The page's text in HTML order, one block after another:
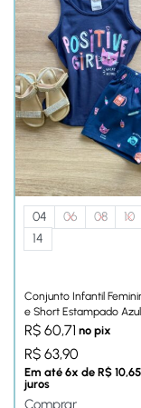
04 06 08 10
14
Conjunto Infantil
e Short Estampado
R$ 60,71 no pix
R$ 63,90
Em até 6x de R$ 10,65
juros